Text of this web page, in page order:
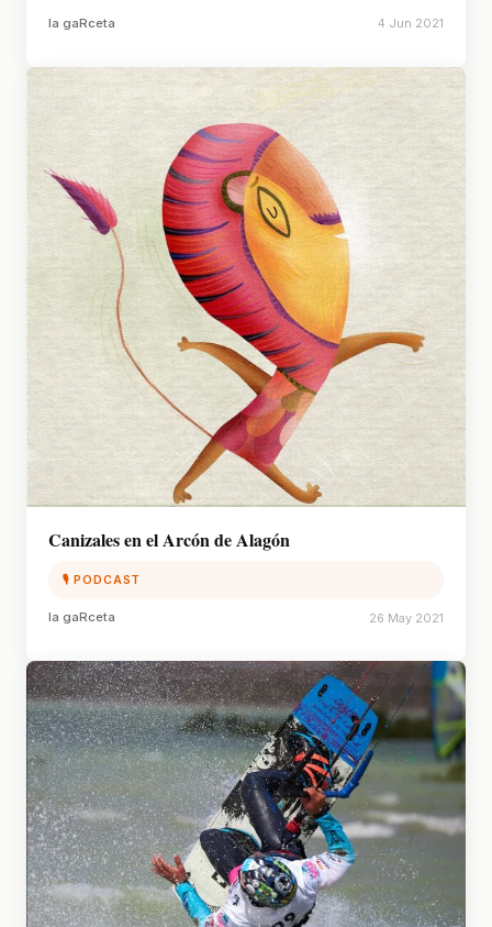
la gaRceta 4 Jun 2021
Canizales en el Arcón de Alagón
🎙 PODCAST
la gaRceta 26 May 2021